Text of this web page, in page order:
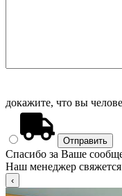
докажите, что вы
Спасибо за Ваше
Наш менеджер